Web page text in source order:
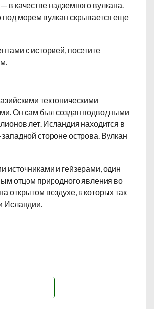
в качестве надземного вулкана.
под морем вулкан скрывается еще
с историей, посетите
тектоническими
Он сам был создан подводными
лет. Исландия находится в
стороне острова. Вулкан
источниками и гейзерами, один
отцом природного явления во
открытом воздухе, в которых так
Исландии.